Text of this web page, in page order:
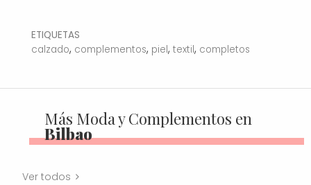
ETIQUETAS
calzado, complementos, piel, textil, completos
Más Moda y Complementos en
Bilbao
Ver todos